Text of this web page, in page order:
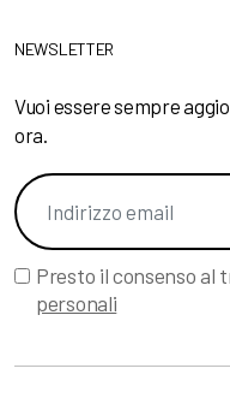
NEWSLETTER
Vuoi essere sempre
ora.
Presto il consenso
personali